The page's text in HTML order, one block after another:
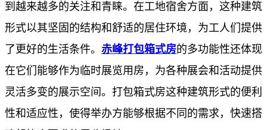
到越来越多的关注和青睐。在工地宿舍方面，这种建筑
形式以其坚固的结构和舒适的居住环境，为工人们提供
了更好的生活条件。 赤峰打包箱式房的多功能性还体现
在它们能够作为临时展览用房，为各种展会和活动提供
灵活多变的展示空间。打包箱式房这种建筑形式的便利
性和适应性，使得举办方能够根据不同的需求，快速搭